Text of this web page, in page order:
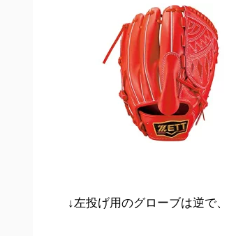
↓左投げ用のグローブは逆で